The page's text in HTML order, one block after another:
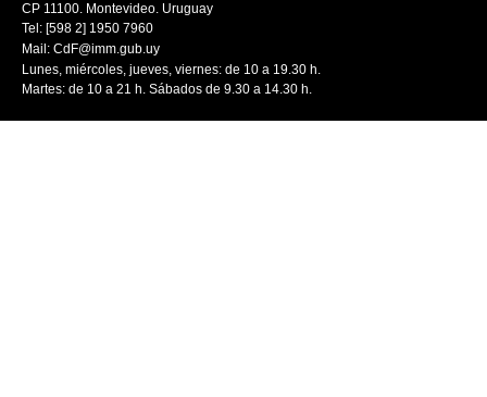
CP 11100. Montevideo. Uruguay
Tel: [598 2] 1950 7960
Mail: CdF@imm.gub.uy
Lunes, miércoles, jueves, viernes: de 10 a 19.30 h.
Martes: de 10 a 21 h. Sábados de 9.30 a 14.30 h.